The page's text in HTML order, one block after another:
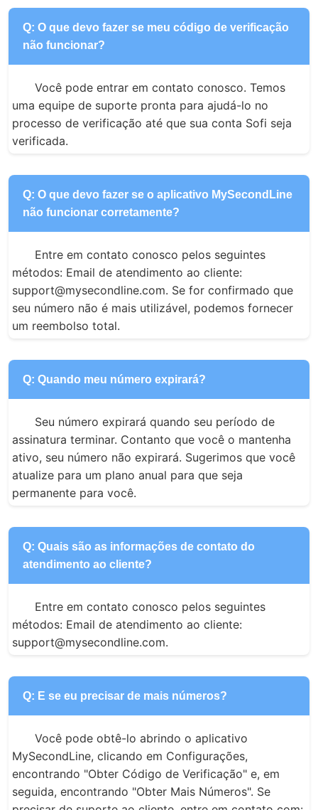
Q: O que devo fazer se meu código de verificação
não funcionar?
Você pode entrar em contato conosco. Temos
uma equipe de suporte pronta para ajudá-lo no
processo de verificação até que sua conta Sofi seja
verificada.
Q: O que devo fazer se o aplicativo MySecondLine
não funcionar corretamente?
Entre em contato conosco pelos seguintes
métodos: Email de atendimento ao cliente:
support@mysecondline.com. Se for confirmado que
seu número não é mais utilizável, podemos fornecer
um reembolso total.
Q: Quando meu número expirará?
Seu número expirará quando seu período de
assinatura terminar. Contanto que você o mantenha
ativo, seu número não expirará. Sugerimos que você
atualize para um plano anual para que seja
permanente para você.
Q: Quais são as informações de contato do
atendimento ao cliente?
Entre em contato conosco pelos seguintes
métodos: Email de atendimento ao cliente:
support@mysecondline.com.
Q: E se eu precisar de mais números?
Você pode obtê-lo abrindo o aplicativo
MySecondLine, clicando em Configurações,
encontrando "Obter Código de Verificação" e, em
seguida, encontrando "Obter Mais Números". Se